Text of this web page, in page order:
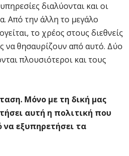
διαλύονται και οι
Από την άλλη το μεγάλο
το χρέος στους διεθνείς
να θησαυρίζουν από αυτό. Δύο
πλουσιότεροι και τους
Μόνο με τη δική μας
αυτή η πολιτική που
να εξυπηρετήσει τα